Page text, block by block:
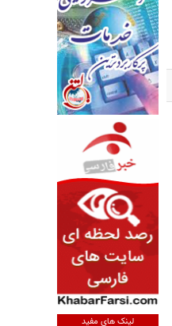
لینک های مفید